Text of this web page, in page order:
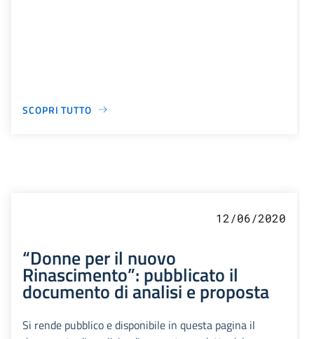
SCOPRI TUTTO
12/06/2020
“Donne per il nuovo
Rinascimento”: pubblicato il
documento di analisi e proposta
Si rende pubblico e disponibile in questa pagina il